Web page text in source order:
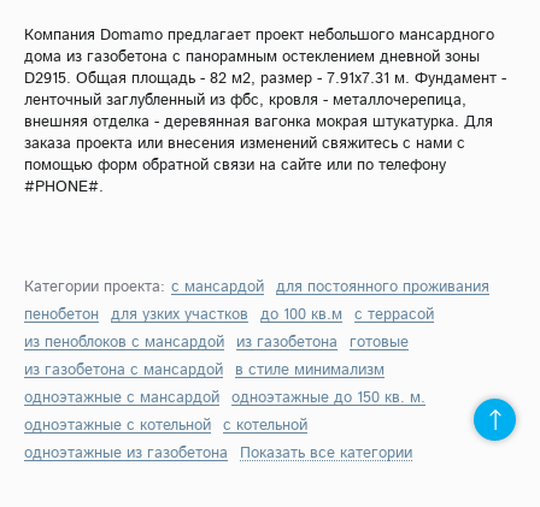
Компания Domamo предлагает проект небольшого мансардного
дома из газобетона с панорамным остеклением дневной зоны
D2915. Общая площадь - 82 м2, размер - 7.91х7.31 м. Фундамент -
ленточный заглубленный из фбс, кровля - металлочерепица,
внешняя отделка - деревянная вагонка мокрая штукатурка. Для
заказа проекта или внесения изменений свяжитесь с нами с
помощью форм обратной связи на сайте или по телефону
#PHONE#.
Категории проекта: с мансардой для постоянного проживания
пенобетон для узких участков до 100 кв.м с террасой
из пеноблоков с мансардой из газобетона
готовые
из газобетона с мансардой в стиле минимализм
одноэтажные с мансардой одноэтажные до 150 кв. м.
одноэтажные с котельной с котельной
одноэтажные из газобетона
Показать все категории